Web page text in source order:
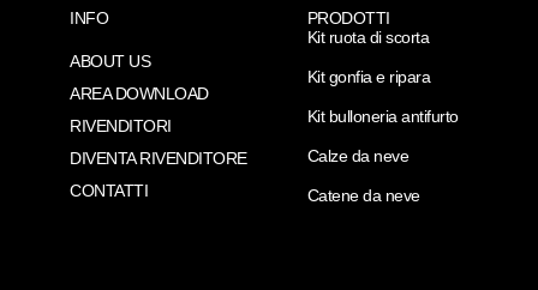
INFO
ABOUT US
AREA DOWNLOAD
RIVENDITORI
DIVENTA RIVENDITORE
CONTATTI
PRODOTTI
Kit ruota di scorta
Kit gonfia e ripara
Kit bulloneria antifurto
Calze da neve
Catene da neve